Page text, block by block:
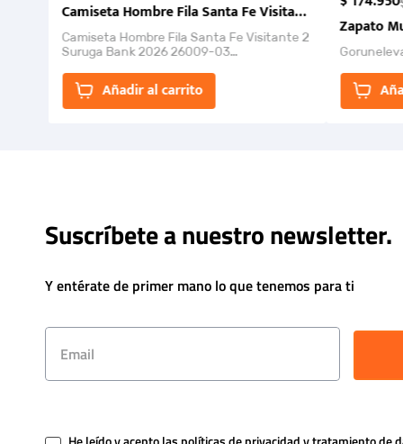
Camiseta Hombre Fila Santa Fe Visitante 2 Suruga
Camiseta Hombre Fila Santa Fe Visitante 2
Suruga Bank 2026 26009-03
la Et...
Añadir al carrito
Zapato
Suscríbete a nuestro newsletter.
Y entérate de primer mano lo que tenemos para ti